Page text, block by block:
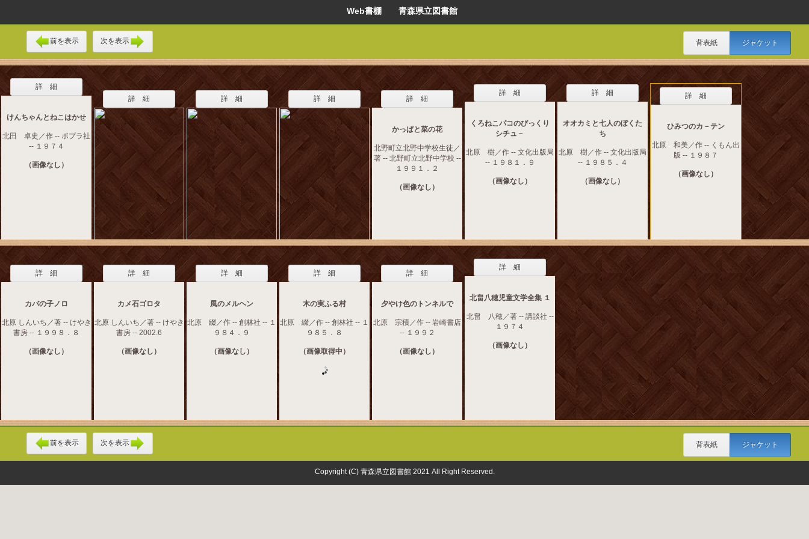
Web書棚 青森県立図書館
前を表示 次を表示 背表紙 ジャケット
詳 細
けんちゃんとねこはかせ
北田 卓史／作 -- ポプラ社
-- １９７４
（画像なし）
詳 細 詳 細 詳 細 詳 細
かっぱと菜の花
北野町立北野中学校生徒／
著 -- 北野町立北野中学校 --
１９９１．２
（画像なし）
詳 細
くろねこパコのびっくり
シチュ－
北原 樹／作 -- 文化出版局
-- １９８１．９
（画像なし）
詳 細
オオカミと七人のぼくた
ち
北原 樹／作 -- 文化出版局
-- １９８５．４
（画像なし）
詳 細
ひみつのカ－テン
北原 和美／作 -- くもん出
版 -- １９８７
（画像なし）
詳 細
カバの子ノロ
北原 しんいち／著 -- けやき
書房 -- １９９８．８
（画像なし）
詳 細
カメ石ゴロタ
北原 しんいち／著 -- けやき
書房 -- 2002.6
（画像なし）
詳 細
風のメルヘン
北原 綴／作 -- 創林社 -- １
９８４．９
（画像なし）
詳 細
木の実ふる村
北原 綴／作 -- 創林社 -- １
９８５．８
（画像取得中）
詳 細
夕やけ色のトンネルで
北原 宗積／作 -- 岩崎書店
-- １９９２
（画像なし）
詳 細
北畠八穂児童文学全集 １
北畠 八穂／著 -- 講談社 --
１９７４
（画像なし）
前を表示 次を表示 背表紙 ジャケット
Copyright (C) 青森県立図書館 2021 All Right Reserved.